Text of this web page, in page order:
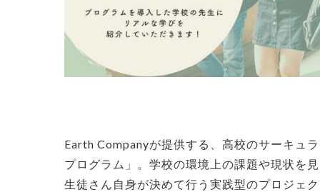
Earth Companyが提供する、高校のサーキュ
プログラム」。学校の環境上の課題や現状を
生徒さん自身が決めて行う実践型のプロジェ